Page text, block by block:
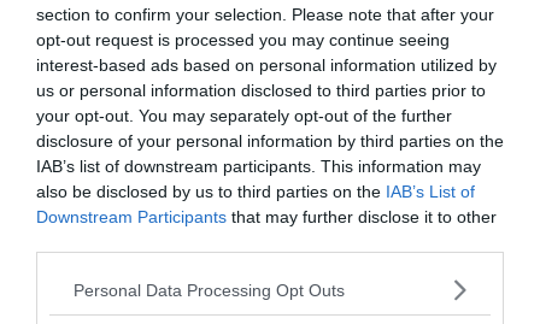
section to confirm your selection. Please note that after your
opt-out request is processed you may continue seeing
interest-based ads based on personal information utilized by
us or personal information disclosed to third parties prior to
your opt-out. You may separately opt-out of the further
disclosure of your personal information by third parties on the
IAB’s list of downstream participants. This information may
also be disclosed by us to third parties on the IAB’s List of
Downstream Participants that may further disclose it to other
Please note that this website/app uses one or more Google
Personal Data Processing Opt Outs